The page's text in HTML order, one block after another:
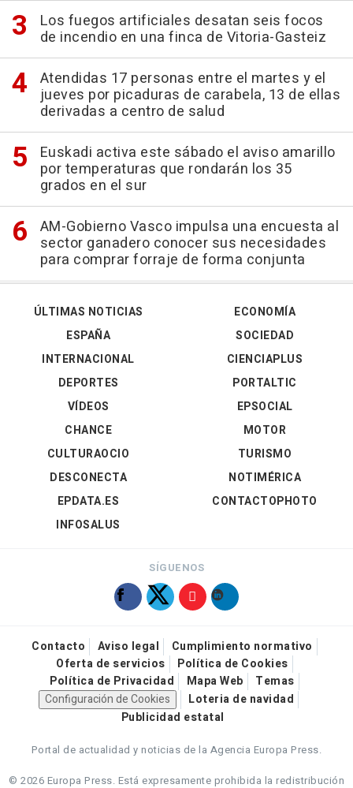
Los fuegos artificiales desatan seis focos
de incendio en una finca de Vitoria-Gasteiz
Atendidas 17 personas entre el martes y el
jueves por picaduras de carabela, 13 de ellas
derivadas a centro de salud
Euskadi activa este sábado el aviso amarillo
por temperaturas que rondarán los 35
grados en el sur
AM-Gobierno Vasco impulsa una encuesta al
sector ganadero conocer sus necesidades
para comprar forraje de forma conjunta
ÚLTIMAS NOTICIAS
ESPAÑA
INTERNACIONAL
DEPORTES
VÍDEOS
ECONOMÍA
SOCIEDAD
CIENCIAPLUS
PORTALTIC
EPSOCIAL
CHANCE
CULTURAOCIO
DESCONECTA
EPDATA.ES
INFOSALUS
MOTOR
TURISMO
NOTIMÉRICA
CONTACTOPHOTO
SÍGUENOS
Contacto Aviso legal
Cumplimiento normativo
Oferta de servicios
Política de Cookies
Política de Privacidad
Mapa Web
Temas
Configuración de Cookies
Loteria de navidad
Publicidad estatal
Portal de actualidad y noticias de la Agencia Europa Press.
© 2026 Europa Press. Está expresamente prohibida la redistribución